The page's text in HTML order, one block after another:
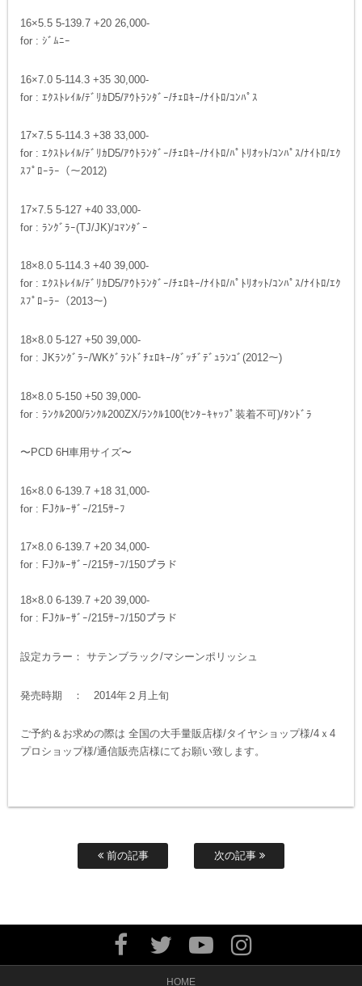
16×5.5 5-139.7 +20 26,000-
for : ｼﾞﾑﾆｰ
16×7.0 5-114.3 +35 30,000-
for : ｴｸｽﾄﾚｲﾙ/ﾃﾞﾘｶD5/ｱｳﾄﾗﾝﾀﾞｰ/ﾁｪﾛｷｰ/ﾅｲﾄﾛ/ｺﾝﾊﾟｽ
17×7.5 5-114.3 +38 33,000-
for : ｴｸｽﾄﾚｲﾙ/ﾃﾞﾘｶD5/ｱｳﾄﾗﾝﾀﾞｰ/ﾁｪﾛｷｰ/ﾅｲﾄﾛ/ﾊﾟﾄﾘｵｯﾄ/ｺﾝﾊﾟｽ/ﾅｲﾄﾛ/ｴｸ
ｽﾌﾟﾛｰﾗｰ（〜2012)
17×7.5 5-127 +40 33,000-
for : ﾗﾝｸﾞﾗｰ(TJ/JK)/ｺﾏﾝﾀﾞｰ
18×8.0 5-114.3 +40 39,000-
for : ｴｸｽﾄﾚｲﾙ/ﾃﾞﾘｶD5/ｱｳﾄﾗﾝﾀﾞｰ/ﾁｪﾛｷｰ/ﾅｲﾄﾛ/ﾊﾟﾄﾘｵｯﾄ/ｺﾝﾊﾟｽ/ﾅｲﾄﾛ/ｴｸ
ｽﾌﾟﾛｰﾗｰ（2013〜)
18×8.0 5-127 +50 39,000-
for : JKﾗﾝｸﾞﾗｰ/WKｸﾞﾗﾝﾄﾞﾁｪﾛｷｰ/ﾀﾞｯﾁﾞﾃﾞｭﾗﾝｺﾞ(2012〜)
18×8.0 5-150 +50 39,000-
for : ﾗﾝｸﾙ200/ﾗﾝｸﾙ200ZX/ﾗﾝｸﾙ100(ｾﾝﾀｰｷｬｯﾌﾟ装着不可)/ﾀﾝﾄﾞﾗ
〜PCD 6H車用サイズ〜
16×8.0 6-139.7 +18 31,000-
for : FJｸﾙｰｻﾞｰ/215ｻｰﾌ
17×8.0 6-139.7 +20 34,000-
for : FJｸﾙｰｻﾞｰ/215ｻｰﾌ/150プラド
18×8.0 6-139.7 +20 39,000-
for : FJｸﾙｰｻﾞｰ/215ｻｰﾌ/150プラド
設定カラー： サテンブラック/マシーンポリッシュ
発売時期 ： 2014年２月上旬
ご予約＆お求めの際は 全国の大手量販店様/タイヤショップ様/4ｘ4
プロショップ様/通信販売店様にてお願い致します。
前の記事 次の記事
HOME